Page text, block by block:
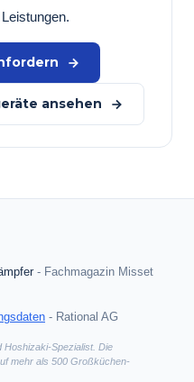
ansehen
- Fachmagazin Misset
- Rational AG
Hoshizaki-Spezialist. Die
mehr als 500 Großküchen-